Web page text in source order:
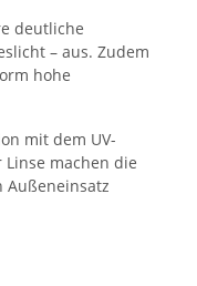
deutliche
– aus. Zudem
hohe
mit dem UV-
machen die
Außeneinsatz